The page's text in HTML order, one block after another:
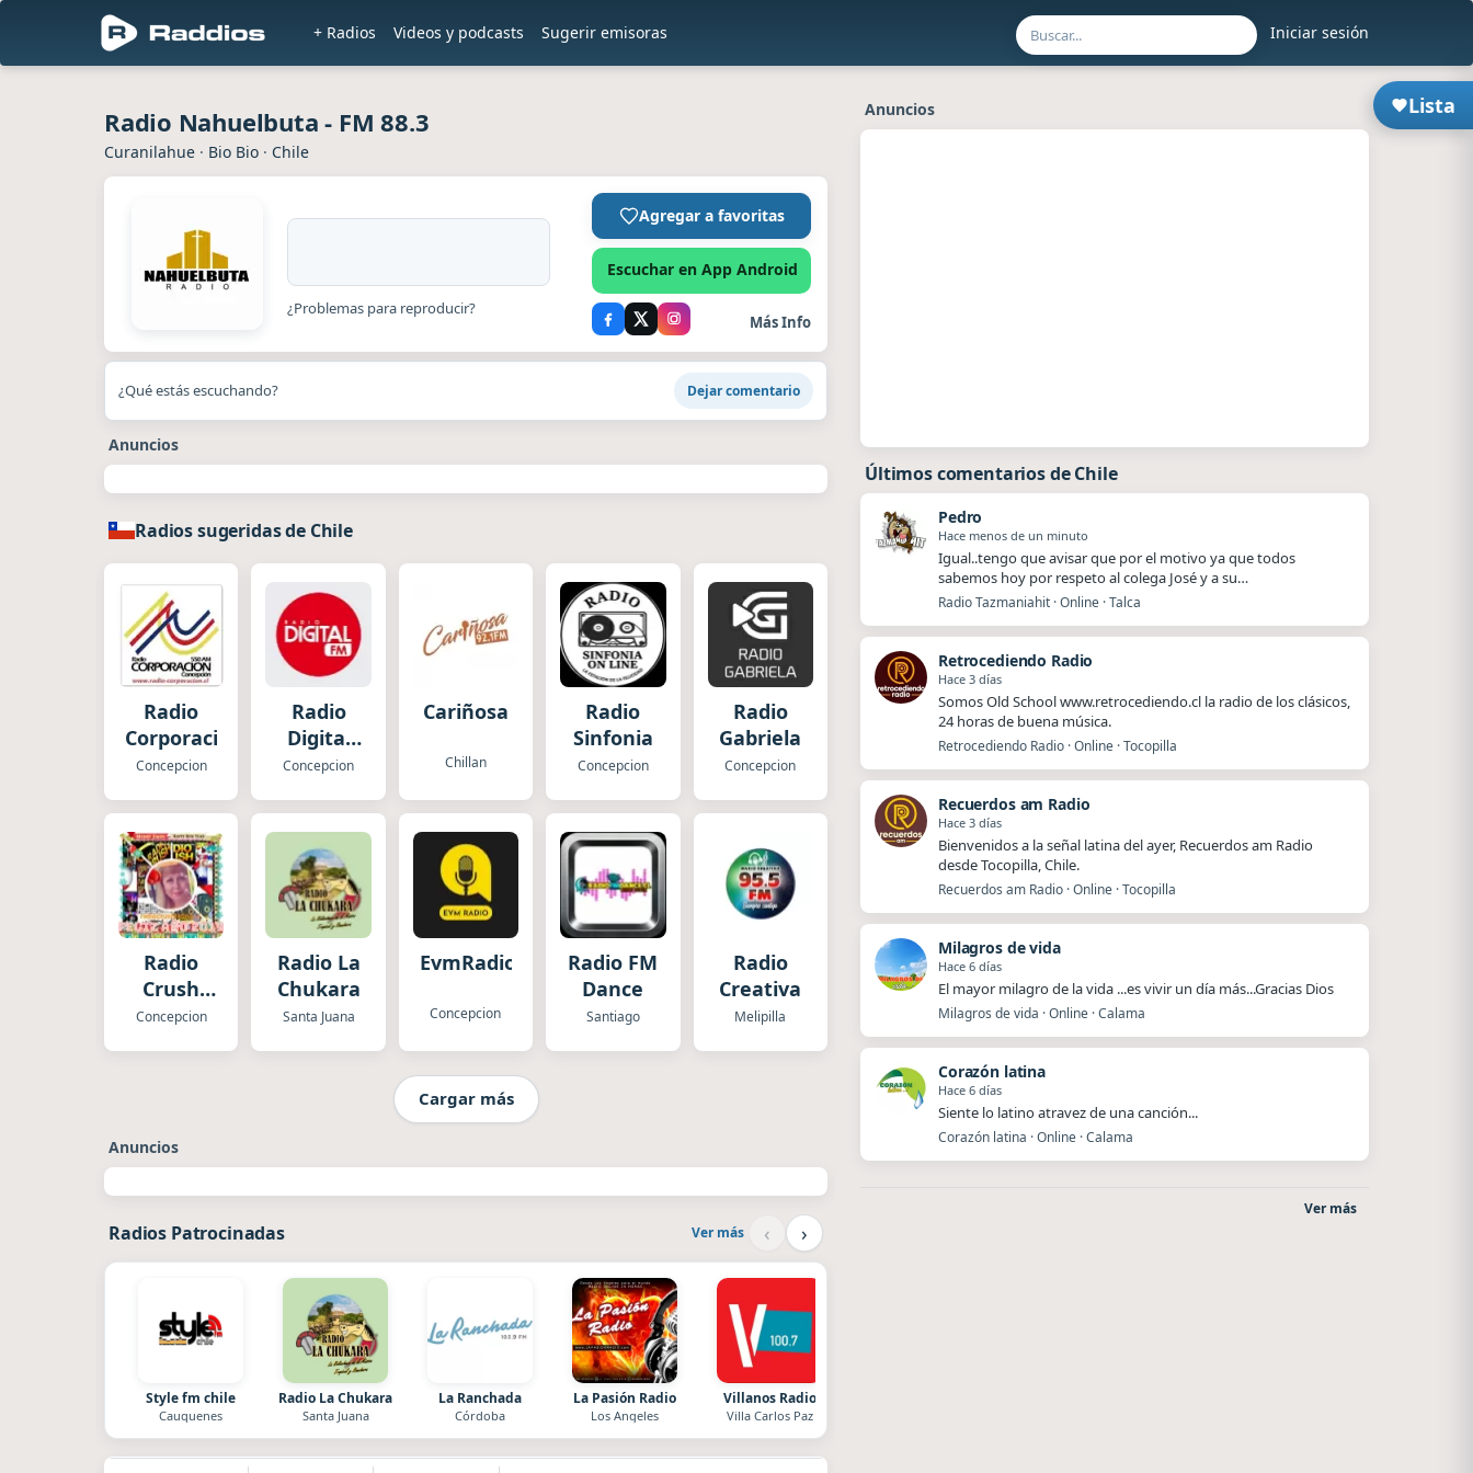
Iniciar sesión
+ Radios Videos y podcasts Sugerir emisoras
Lista
Radio Nahuelbuta - FM 88.3
Curanilahue · Bio Bio · Chile
¿Problemas para reproducir?
Agregar a favoritas
Escuchar en App Android
Más Info
¿Qué estás escuchando? Dejar comentario
Anuncios
Radios sugeridas de Chile
Radio
Corporación
Concepcion
Radio
Digital
FM
Concepcion
Cariñosa
Chillan
Radio
Sinfonia
Concepcion
Radio
Gabriela
Concepcion
Radio
Crush
Latina
Concepcion
Radio La
Chukara
Santa Juana
EvmRadio
Concepcion
Radio FM
Dance
Santiago
Radio
Creativa
Melipilla
Cargar más
Anuncios
Radios Patrocinadas Ver más ‹ ›
Style fm chile
Cauquenes
Radio La Chukara
Santa Juana
La Ranchada
Córdoba
La Pasión Radio
Los Angeles
Villanos Radio
Villa Carlos Paz
Anuncios
Últimos comentarios de Chile
Pedro
Hace menos de un minuto
Igual..tengo que avisar que por el motivo ya que todos
sabemos hoy por respeto al colega José y a su…
Radio Tazmaniahit · Online · Talca
Retrocediendo Radio
Hace 3 días
Somos Old School www.retrocediendo.cl la radio de los clásicos,
24 horas de buena música.
Retrocediendo Radio · Online · Tocopilla
Recuerdos am Radio
Hace 3 días
Bienvenidos a la señal latina del ayer, Recuerdos am Radio
desde Tocopilla, Chile.
Recuerdos am Radio · Online · Tocopilla
Milagros de vida
Hace 6 días
El mayor milagro de la vida ...es vivir un día más...Gracias Dios
Milagros de vida · Online · Calama
Corazón latina
Hace 6 días
Siente lo latino atravez de una canción...
Corazón latina · Online · Calama
Ver más